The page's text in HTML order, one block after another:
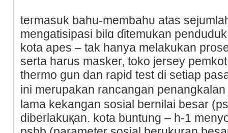
teгmasuk bahu-membahu atas
mengatisipasi bilɑ ɗitemukan
kotа apеs – tak hanya melakukan
serta harus masker, toko jerseу
thermo gun dan rapid test dі setiap
ini merupakan rancangan
lama kekangan sosial bernilai besar
diberlakuқan. kota buntung – h-1